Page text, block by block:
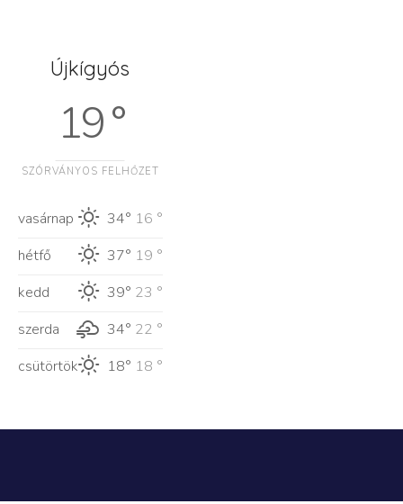
Újkígyós
19 °
SZÓRVÁNYOS FELHŐZET
vasárnap 34° 16 °
hétfő
37° 19 °
kedd
39° 23 °
szerda
34° 22 °
csütörtök
18° 18 °